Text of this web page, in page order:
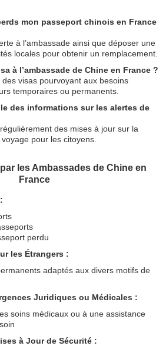
mon passeport chinois en France
à l’ambassade ainsi que déposer une
locales pour obtenir un remplacement.
à l’ambassade de Chine en France ?
des visas pourvoyant aux besoins
temporaires ou permanents.
des informations sur les alertes de
des mises à jour sur la
pour les citoyens.
les Ambassades de Chine en
France
perdu
les Étrangers :
adaptés aux divers motifs de
Juridiques ou Médicales :
soins médicaux ou à une assistance
à Jour de Sécurité :